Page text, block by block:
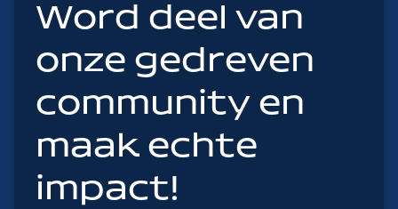
Word deel van
onze gedreven
community en
maak echte
impact!